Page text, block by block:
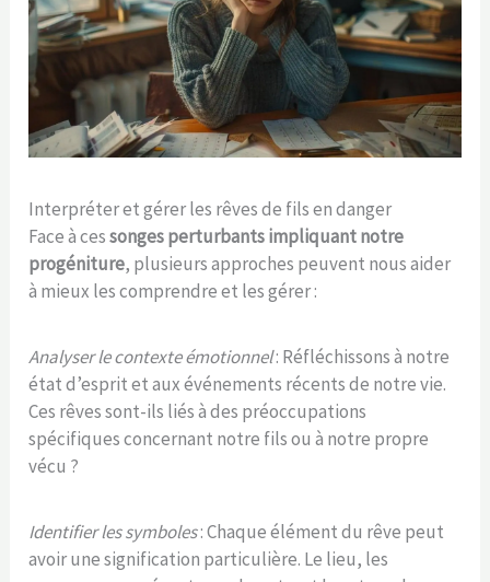
Interpréter et gérer les rêves de fils en danger
Face à cessonges perturbants impliquant notre
progéniture, plusieurs approches peuvent nous aider
à mieux les comprendre et les gérer :
Analyser le contexte émotionnel: Réfléchissons à notre
état d’esprit et aux événements récents de notre vie.
Ces rêves sont-ils liés à des préoccupations
spécifiques concernant notre fils ou à notre propre
vécu ?
Identifier les symboles: Chaque élément du rêve peut
avoir une signification particulière. Le lieu, les